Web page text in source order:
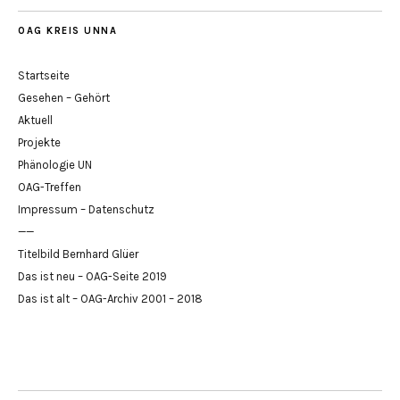
OAG KREIS UNNA
Startseite
Gesehen – Gehört
Aktuell
Projekte
Phänologie UN
OAG-Treffen
Impressum – Datenschutz
——
Titelbild Bernhard Glüer
Das ist neu – OAG-Seite 2019
Das ist alt – OAG-Archiv 2001 – 2018